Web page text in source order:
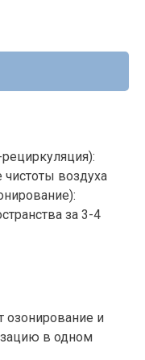
воздуха
за 3-4
озонирование и
в одном